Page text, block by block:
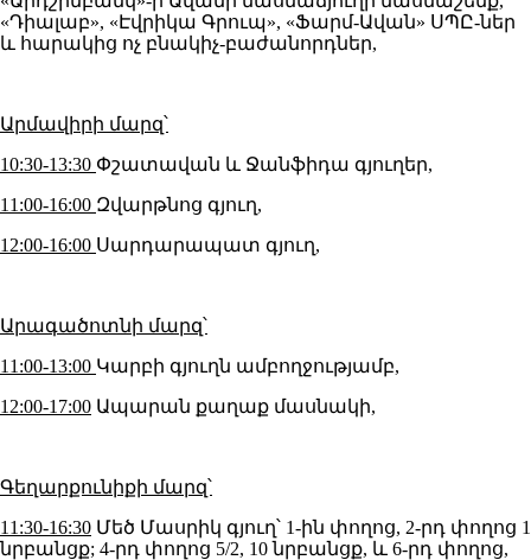
«Դիալաբ», «Էվրիկա Գրուպ», «Ֆարմ-Ավան» ՍՊԸ-ներ
և հարակից ոչ բնակիչ-բաժանորդներ,
Արմավիրի մարզ՝
10:30-13:30 Փշատավան և Ջանֆիդա գյուղեր,
11:00-16:00 Զվարթնոց գյուղ,
12:00-16:00 Սարդարապատ գյուղ,
Արագածոտնի մարզ՝
11:00-13:00 Կարբի գյուղն ամբողջությամբ,
12:00-17:00 Ապարան քաղաք մասնակի,
Գեղարքունիքի մարզ՝
11:30-16:30 Մեծ Մասրիկ գյուղ՝ 1-ին փողոց, 2-րդ փողոց 1
նրբանցք; 4-րդ փողոց 5/2, 10 նրբանցք, և 6-րդ փողոց,